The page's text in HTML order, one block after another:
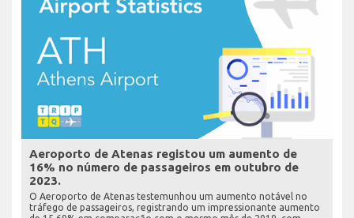
Aeroporto de Atenas registou um aumento de
16% no número de passageiros em outubro de
2023.
O Aeroporto de Atenas testemunhou um aumento notável no
tráfego de passageiros, registrando um impressionante aumento